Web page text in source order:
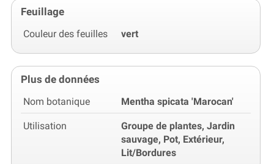
Feuillage
Couleur des feuilles vert
Plus de données
Nom botanique Mentha spicata 'Marocan'
Utilisation
Groupe de plantes, Jardin
sauvage, Pot, Extérieur,
Lit/Bordures